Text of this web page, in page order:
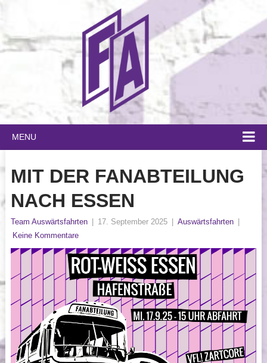
MENU
MIT DER FANABTEILUNG
NACH ESSEN
Team Auswärtsfahrten 17. September 2025 Auswärtsfahrten
Keine Kommentare